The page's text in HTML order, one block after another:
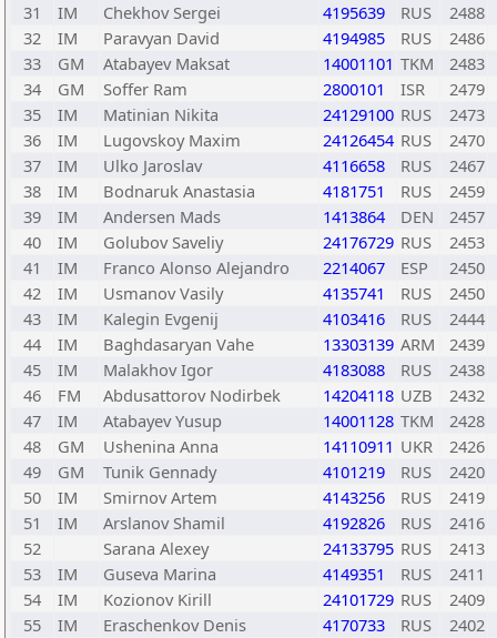
31
IM Chekhov Sergei 4195639 RUS
2488
32
IM Paravyan David 4194985 RUS
2486
33
GM Atabayev Maksat 14001101 TKM
2483
34
GM Soffer Ram 2800101 ISR
2479
35
IM Matinian Nikita 24129100 RUS
2473
36
IM Lugovskoy Maxim 24126454 RUS
2470
37
IM Ulko Jaroslav 4116658 RUS
2467
38
IM Bodnaruk Anastasia 4181751 RUS
2459
39
IM Andersen Mads 1413864 DEN
2457
40
IM Golubov Saveliy 24176729 RUS
2453
41
IM Franco Alonso Alejandro 2214067 ESP
2450
42
IM Usmanov Vasily 4135741 RUS
2450
43
IM Kalegin Evgenij 4103416 RUS
2444
44
IM Baghdasaryan Vahe 13303139 ARM
2439
45
IM Malakhov Igor 4183088 RUS
2438
46
FM Abdusattorov Nodirbek 14204118 UZB
2432
47
IM Atabayev Yusup 14001128 TKM
2428
48
GM Ushenina Anna 14110911 UKR
2426
49
GM Tunik Gennady 4101219 RUS
2420
50
IM Smirnov Artem 4143256 RUS
2419
51
IM Arslanov Shamil 4192826 RUS
2416
52
Sarana Alexey 24133795 RUS
2413
53
IM Guseva Marina 4149351 RUS
2411
54
IM Kozionov Kirill 24101729 RUS
2409
55
IM Eraschenkov Denis 4170733 RUS
2402